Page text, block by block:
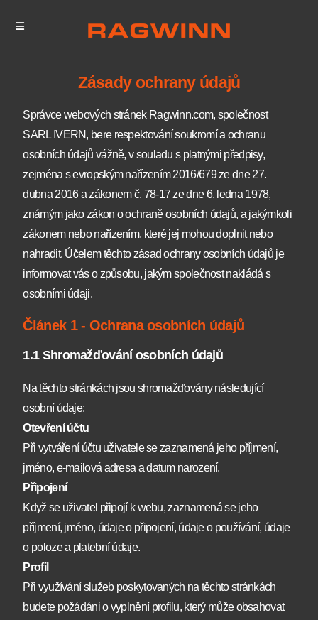
Zásady ochrany údajů
Správce webových stránek Ragwinn.com, společnost
SARL IVERN, bere respektování soukromí a ochranu
osobních údajů vážně, v souladu s platnými předpisy,
zejména s evropským nařízením 2016/679 ze dne 27.
dubna 2016 a zákonem č. 78-17 ze dne 6. ledna 1978,
známým jako zákon o ochraně osobních údajů, a jakýmkoli
zákonem nebo nařízením, které jej mohou doplnit nebo
nahradit. Účelem těchto zásad ochrany osobních údajů je
informovat vás o způsobu, jakým společnost nakládá s
osobními údaji.
Článek 1 - Ochrana osobních údajů
1.1 Shromažďování osobních údajů
Na těchto stránkách jsou shromažďovány následující
osobní údaje:
Otevření účtu
Při vytváření účtu uživatele se zaznamená jeho příjmení,
jméno, e-mailová adresa a datum narození.
Připojení
Když se uživatel připojí k webu, zaznamená se jeho
příjmení, jméno, údaje o připojení, údaje o používání, údaje
o poloze a platební údaje.
Profil
Při využívání služeb poskytovaných na těchto stránkách
budete požádáni o vyplnění profilu, který může obsahovat